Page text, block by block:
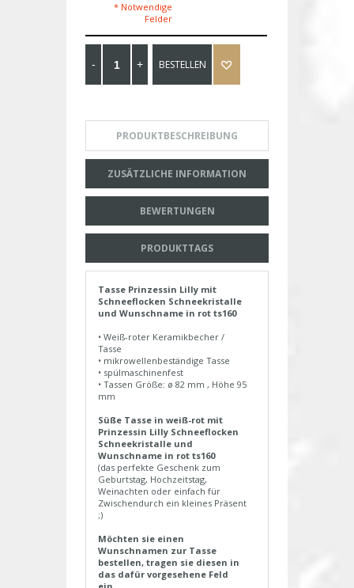
* Notwendige
Felder
BESTELLEN
PRODUKTBESCHREIBUNG
ZUSÄTZLICHE INFORMATION
BEWERTUNGEN
PRODUKTTAGS
Tasse Prinzessin Lilly mit
Schneeflocken Schneekristalle
und Wunschname in rot ts160
• Weiß-roter Keramikbecher /
Tasse
• mikrowellenbeständige Tasse
• spülmaschinenfest
• Tassen Größe: ø 82 mm , Höhe 95
mm
Süße Tasse in weiß-rot mit
Prinzessin Lilly Schneeflocken
Schneekristalle und
Wunschname in rot ts160
(das perfekte Geschenk zum
Geburtstag, Hochzeitstag,
Weinachten oder einfach für
Zwischendurch ein kleines Präsent
;)
Möchten sie einen
Wunschnamen zur Tasse
bestellen, tragen sie diesen in
das dafür vorgesehene Feld